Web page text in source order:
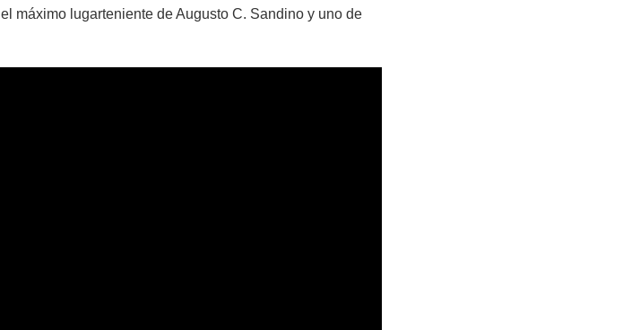
máximo lugarteniente de Augusto C. Sandino y uno de